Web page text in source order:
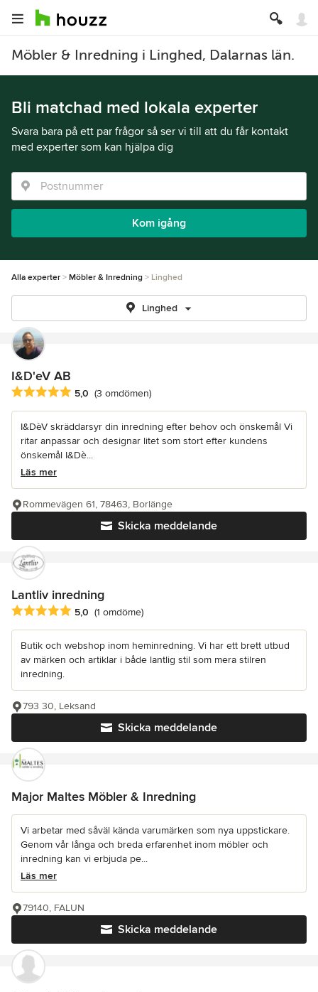
Möbler & Inredning i Linghed, Dalarnas län.
Bli matchad med lokala experter
Svara bara på ett par frågor så ser vi till att du får kontakt
med experter som kan hjälpa dig
Kom igång
Alla experter Möbler & Inredning Linghed
Linghed
I&D'eV AB
Genomsnittligt omdöme: 5 av 5 stjärnor
5,0 (3 omdömen)
I&DèV skräddarsyr din inredning efter behov och önskemål Vi
ritar anpassar och designar litet som stort efter kundens
önskemål I&Dè...
Läs mer
Skicka meddelande
Rommevägen 61, 78463, Borlänge
Lantliv inredning
Genomsnittligt omdöme: 5 av 5 stjärnor
5,0 (1 omdöme)
Butik och webshop inom heminredning. Vi har ett brett utbud
av märken och artiklar i både lantlig stil som mera stilren
inredning.
Skicka meddelande
793 30, Leksand
Major Maltes Möbler & Inredning
Vi arbetar med såväl kända varumärken som nya uppstickare.
Genom vår långa och breda erfarenhet inom möbler och
inredning kan vi erbjuda pe...
Läs mer
Skicka meddelande
79140, FALUN